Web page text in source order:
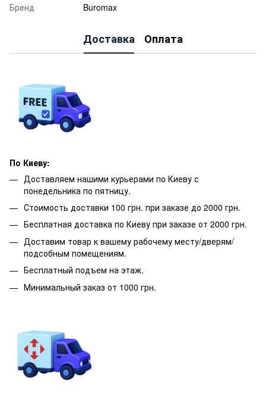
Бренд Buromax
Доставка Оплата
По Киеву:
Доставляем нашими курьерами по Киеву с
понедельника по пятницу.
Стоимость доставки 100 грн. при заказе до 2000 грн.
Бесплатная доставка по Киеву при заказе от 2000 грн.
Доставим товар к вашему рабочему месту/дверям/
подсобным помещениям.
Бесплатный подъем на этаж.
Минимальный заказ от 1000 грн.